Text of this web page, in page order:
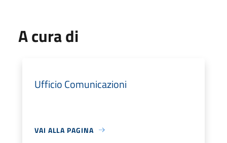
A cura di
Ufficio Comunicazioni
VAI ALLA PAGINA